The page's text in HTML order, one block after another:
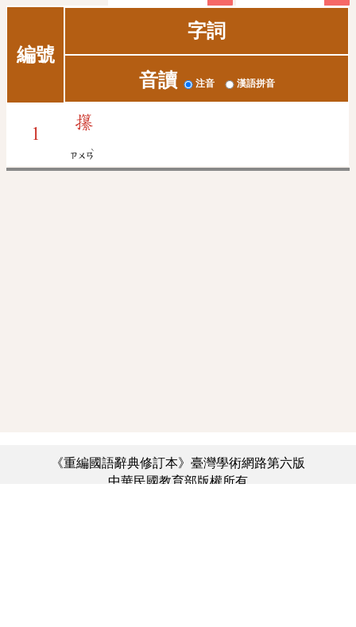
編號
字詞
音讀 注音 漢語拼音
1
攥
ㄗㄨㄢ
ˋ
《重編國語辭典修訂本》臺灣學術網路第六版
中華民國教育部版權所有